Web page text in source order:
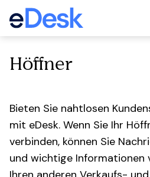
Höffner
Bieten Sie nahtlosen
mit eDesk. Wenn Sie Ihr
verbinden, können Sie
und wichtige Informationen